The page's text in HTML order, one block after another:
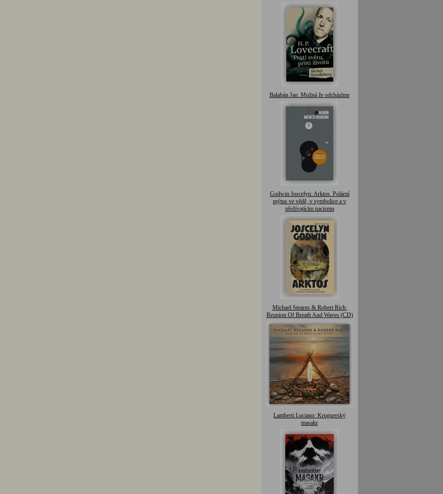
Balabán Jan: Možná že odcházíme
Godwin Joscelyn: Arktos. Polární
mýtus ve vědě, v symbolice a v
přežívajícím nacismu
Michael Stearns & Robert Rich:
Reunion Of Breath And Waves (CD)
Lamberti Luciano: Kruguerský
masakr